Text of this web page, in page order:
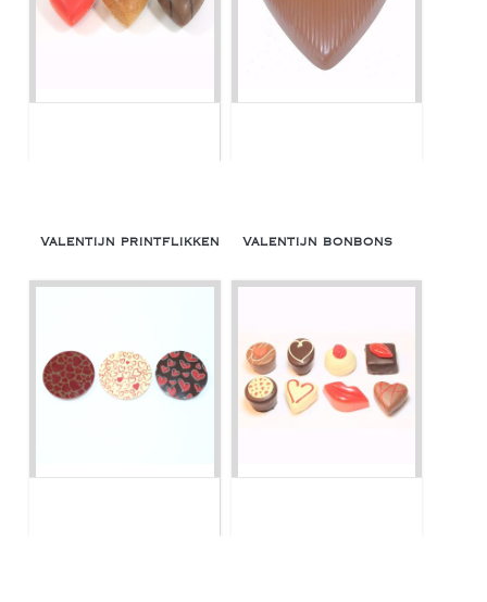
Valentijn printflikken Valentijn bonbons